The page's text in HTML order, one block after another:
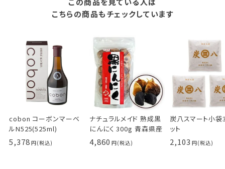
こちらの商品もチェックしています
cobon コーボンマーベ
ルN525(525ml)
5,378
ナチュラルメイド 熟成黒
にんにく 300g 青森県産
4,860
炭八スマート小袋
ット
2,103